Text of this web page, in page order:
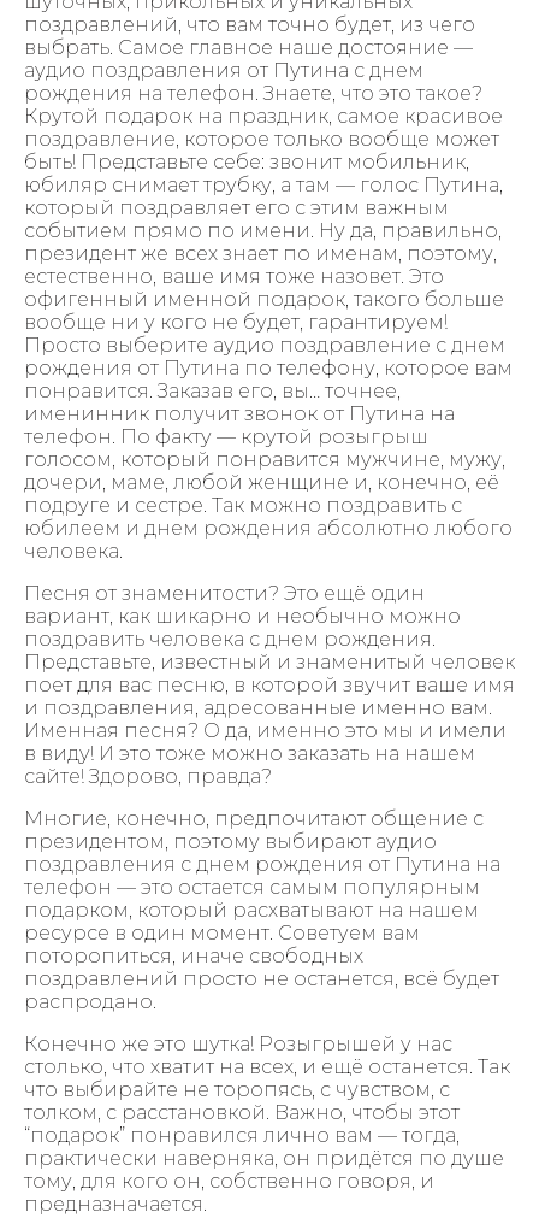
поздравлений, что вам точно будет, из чего
выбрать. Самое главное наше достояние —
аудио поздравления от Путина с днем
рождения на телефон. Знаете, что это такое?
Крутой подарок на праздник, самое красивое
поздравление, которое только вообще может
быть! Представьте себе: звонит мобильник,
юбиляр снимает трубку, а там — голос Путина,
который поздравляет его с этим важным
событием прямо по имени. Ну да, правильно,
президент же всех знает по именам, поэтому,
естественно, ваше имя тоже назовет. Это
офигенный именной подарок, такого больше
вообще ни у кого не будет, гарантируем!
Просто выберите аудио поздравление с днем
рождения от Путина по телефону, которое вам
понравится. Заказав его, вы… точнее,
именинник получит звонок от Путина на
телефон. По факту — крутой розыгрыш
голосом, который понравится мужчине, мужу,
дочери, маме, любой женщине и, конечно, её
подруге и сестре. Так можно поздравить с
юбилеем и днем рождения абсолютно любого
человека.
Песня от знаменитости? Это ещё один
вариант, как шикарно и необычно можно
поздравить человека с днем рождения.
Представьте, известный и знаменитый человек
поет для вас песню, в которой звучит ваше имя
и поздравления, адресованные именно вам.
Именная песня? О да, именно это мы и имели
в виду! И это тоже можно заказать на нашем
сайте! Здорово, правда?
Многие, конечно, предпочитают общение с
президентом, поэтому выбирают аудио
поздравления с днем рождения от Путина на
телефон — это остается самым популярным
подарком, который расхватывают на нашем
ресурсе в один момент. Советуем вам
поторопиться, иначе свободных
поздравлений просто не останется, всё будет
распродано.
Конечно же это шутка! Розыгрышей у нас
столько, что хватит на всех, и ещё останется. Так
что выбирайте не торопясь, с чувством, с
толком, с расстановкой. Важно, чтобы этот
“подарок” понравился лично вам — тогда,
практически наверняка, он придётся по душе
тому, для кого он, собственно говоря, и
предназначается.